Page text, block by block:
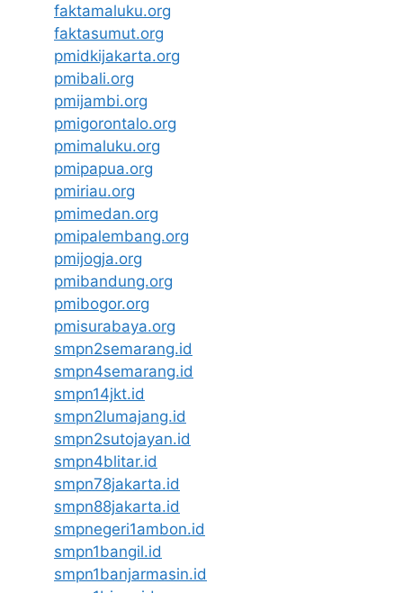
faktamaluku.org
faktasumut.org
pmidkijakarta.org
pmibali.org
pmijambi.org
pmigorontalo.org
pmimaluku.org
pmipapua.org
pmiriau.org
pmimedan.org
pmipalembang.org
pmijogja.org
pmibandung.org
pmibogor.org
pmisurabaya.org
smpn2semarang.id
smpn4semarang.id
smpn14jkt.id
smpn2lumajang.id
smpn2sutojayan.id
smpn4blitar.id
smpn78jakarta.id
smpn88jakarta.id
smpnegeri1ambon.id
smpn1bangil.id
smpn1banjarmasin.id